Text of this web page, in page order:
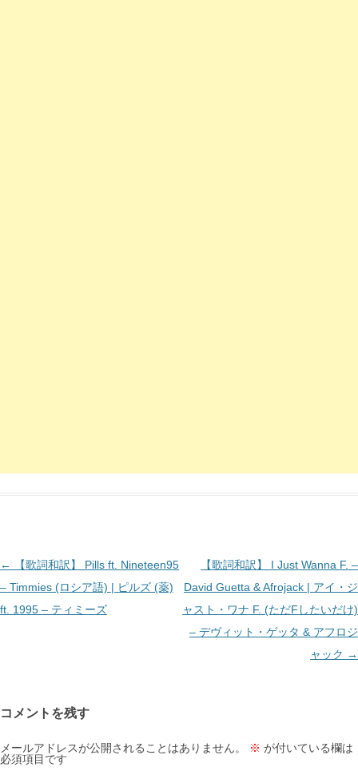
投
稿
ナ
ョ
ン
←
【歌詞和訳】 Pills ft. Nineteen95
– Timmies (ロシア語) | ピルズ (薬)
ft. 1995 – ティミーズ
【歌詞和訳】 I Just Wanna F. –
David Guetta & Afrojack | アイ・ジ
ャスト・ワナ F. (ただFしたいだけ)
– デヴィット・ゲッタ & アフロジ
ャック →
コメントを残す
メールアドレスが公開されることはありません。 ※ が付いている欄は
必須項目です